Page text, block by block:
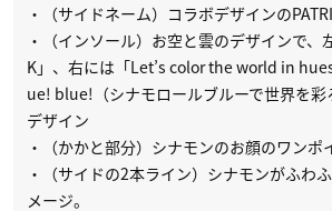
・（サイドネーム）コラボデザインの
・（インソール）お空と雲のデザインで、
K」、右には「Let’s color the world in
ue! blue!（シナモロールブルーで世界を彩
デザイン
・（かかと部分）シナモンのお顔のワンポ
・（サイドの2本ライン）シナモンがふわ
メージ。